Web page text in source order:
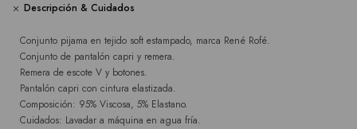
Descripción & Cuidados
Conjunto pijama en tejido soft estampado, marca René Rofé.
Conjunto de pantalón capri y remera.
Remera de escote V y botones.
Pantalón capri con cintura elastizada.
Composición: 95% Viscosa, 5% Elastano.
Cuidados: Lavadar a máquina en agua fría.